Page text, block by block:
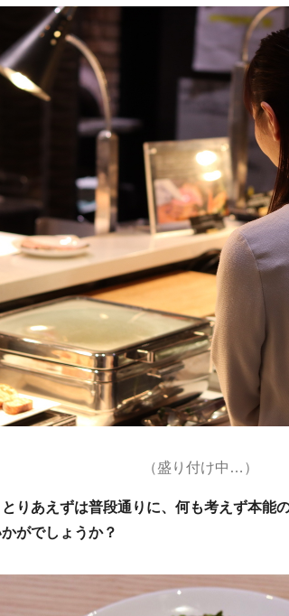
（盛り付け中…）
りあえずは普段通りに、何も考えず本能
がでしょうか？